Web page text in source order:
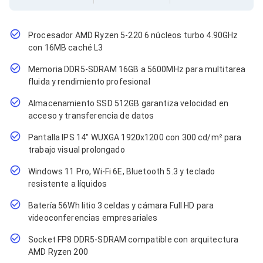
Jacks de Red
Conectores
Tapas y Cajas
Herramientas para Cables
Pinzas Ponchadoras
Probadores de Cable
Cortadoras de Cable
Protectores para Cables
Cables para Impresoras
Bobinas
Cableado Estructurado
Sujetadores de Cables
Cinchos
Adaptadores
Adaptadores PC
Adaptadores PC USB
Adaptadores PC Serial
Adaptadores PC SATA
Adaptadores PC IDE
Adaptadores PC Teclado
Procesador AMD Ryzen 5-220 6 núcleos turbo 4.90GHz
con 16MB caché L3
Memoria DDR5-SDRAM 16GB a 5600MHz para multitarea
fluida y rendimiento profesional
Almacenamiento SSD 512GB garantiza velocidad en
acceso y transferencia de datos
Pantalla IPS 14" WUXGA 1920x1200 con 300 cd/m² para
trabajo visual prolongado
Windows 11 Pro, Wi-Fi 6E, Bluetooth 5.3 y teclado
resistente a líquidos
Batería 56Wh litio 3 celdas y cámara Full HD para
videoconferencias empresariales
Socket FP8 DDR5-SDRAM compatible con arquitectura
AMD Ryzen 200